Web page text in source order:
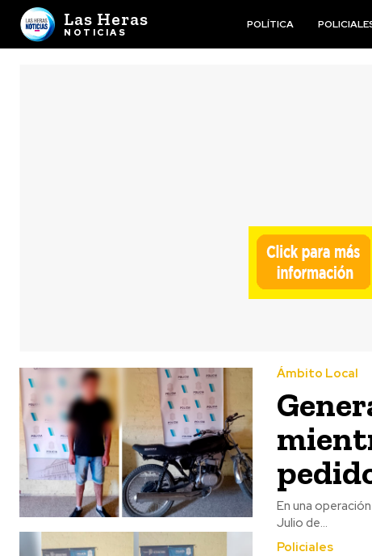
Las Heras
NOTICIAS
POLÍTICA
Ámbito Local
En una
Julio de...
Policiales